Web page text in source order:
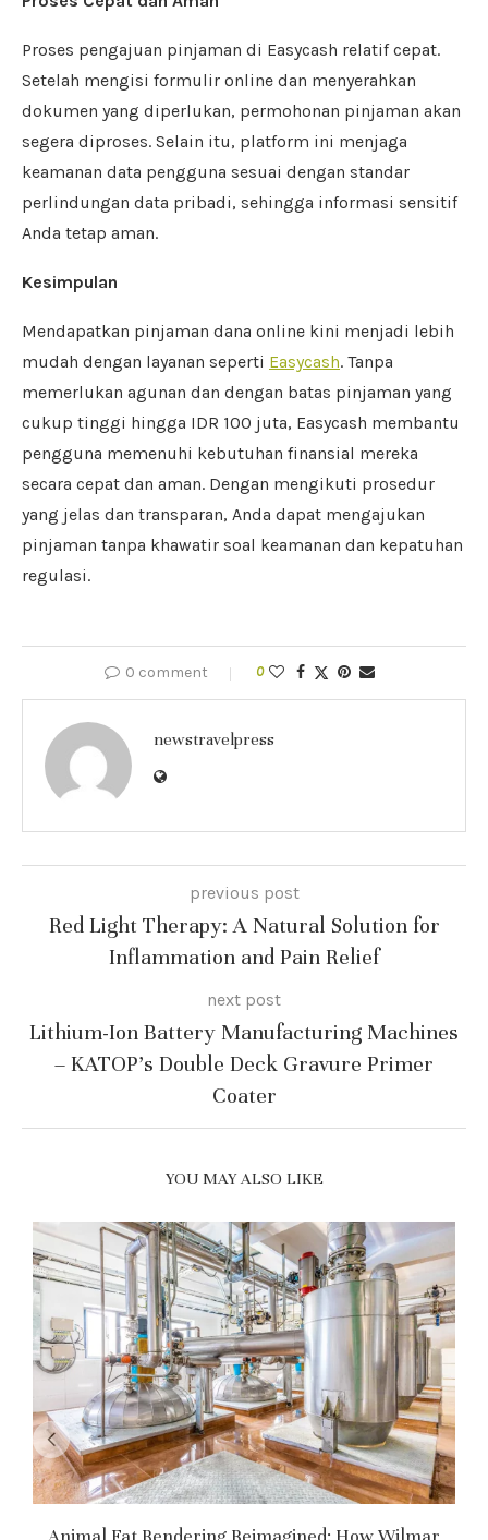
Proses pengajuan pinjaman di Easycash relatif cepat.
Setelah mengisi formulir online dan menyerahkan
dokumen yang diperlukan, permohonan pinjaman akan
segera diproses. Selain itu, platform ini menjaga
keamanan data pengguna sesuai dengan standar
perlindungan data pribadi, sehingga informasi sensitif
Anda tetap aman.
Kesimpulan
Mendapatkan pinjaman dana online kini menjadi lebih
mudah dengan layanan seperti Easycash. Tanpa
memerlukan agunan dan dengan batas pinjaman yang
cukup tinggi hingga IDR 100 juta, Easycash membantu
pengguna memenuhi kebutuhan finansial mereka
secara cepat dan aman. Dengan mengikuti prosedur
yang jelas dan transparan, Anda dapat mengajukan
pinjaman tanpa khawatir soal keamanan dan kepatuhan
regulasi.
0 comment 0
newstravelpress
previous post
Red Light Therapy: A Natural Solution for
Inflammation and Pain Relief
next post
Lithium-Ion Battery Manufacturing Machines
– KATOP’s Double Deck Gravure Primer
Coater
YOU MAY ALSO LIKE